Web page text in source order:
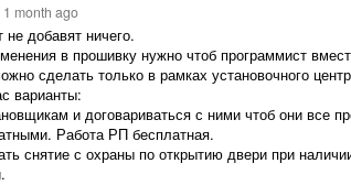
1 month ago
не добавят ничего.
в прошивку нужно чтоб программист
сделать только в рамках установочного
варианты:
и договариваться с ними чтоб они все
Работа РП бесплатная.
снятие с охраны по открытию двери при